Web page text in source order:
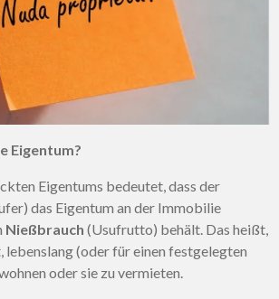
Eigentum?
Eigentums bedeutet, dass der
das Eigentum an der Immobilie
Nießbrauch (Usufrutto) behält. Das heißt,
lebenslang (oder für einen festgelegten
oder sie zu vermieten.